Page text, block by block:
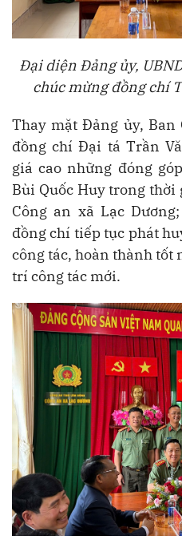
Đại diện Đảng ủy,
chúc mừng đồng chí
Thay mặt Đảng ủy, Ban
đồng chí Đại tá Trần
giá cao những đóng
Bùi Quốc Huy trong
Công an xã Lạc
đồng chí tiếp tục phát
công tác, hoàn thành tốt
trí công tác mới.